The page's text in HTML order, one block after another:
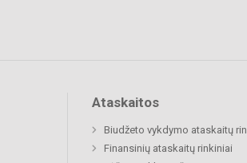
Ataskaitos
Biudžeto vykdymo ataskaitų
Finansinių ataskaitų rinkiniai